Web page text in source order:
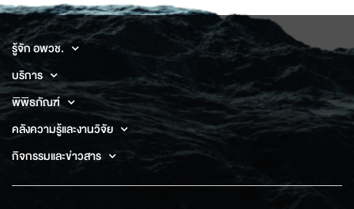
รู้จัก อพวช.
บริการ
พิพิธภัณฑ์
คลังความรู้และงานวิจัย
กิจกรรมและข่าวสาร